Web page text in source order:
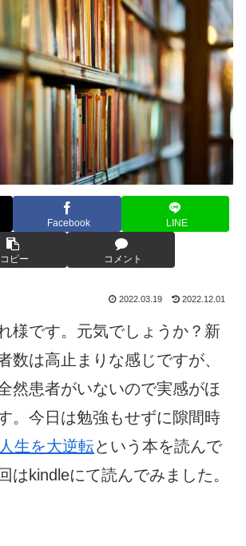
Facebook LINE
コピー コメント
2022.03.19 2022.12.01
様です。元気でしょうか？新
数は高止まりな感じですが、
然患者がいないので実感がほ
。今日は勉強もせずに隙間時
生を大逆転という本を読んで
はkindleにて読んでみました。